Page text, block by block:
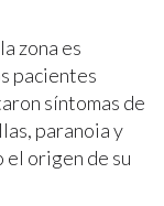
zona es
pacientes
síntomas de
paranoia y
origen de su